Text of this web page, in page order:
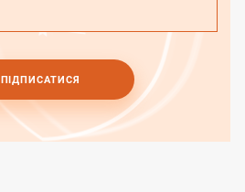
ПІДПИСАТИСЯ